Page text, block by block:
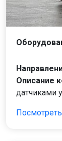
Описание
датчиками